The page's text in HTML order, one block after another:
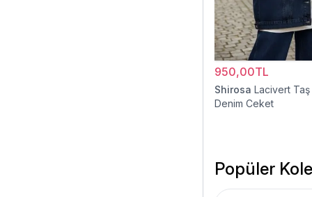
950,00TL
Shirosa Lacivert Taş
Denim Ceket
Popüler